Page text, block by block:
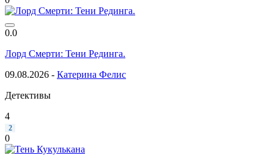
0.0
Лорд Смерти: Тени Рединга.
09.08.2026 - Катерина Фелис
Детективы
4
2
0